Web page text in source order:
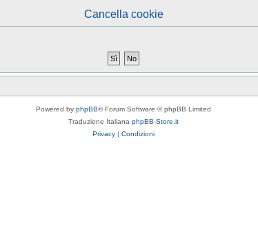
Cancella cookie
Powered by phpBB® Forum Software © phpBB Limited
Traduzione Italiana phpBB-Store.it
Privacy | Condizioni